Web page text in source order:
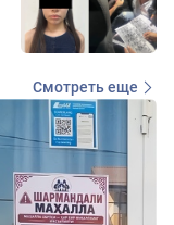
Смотреть еще